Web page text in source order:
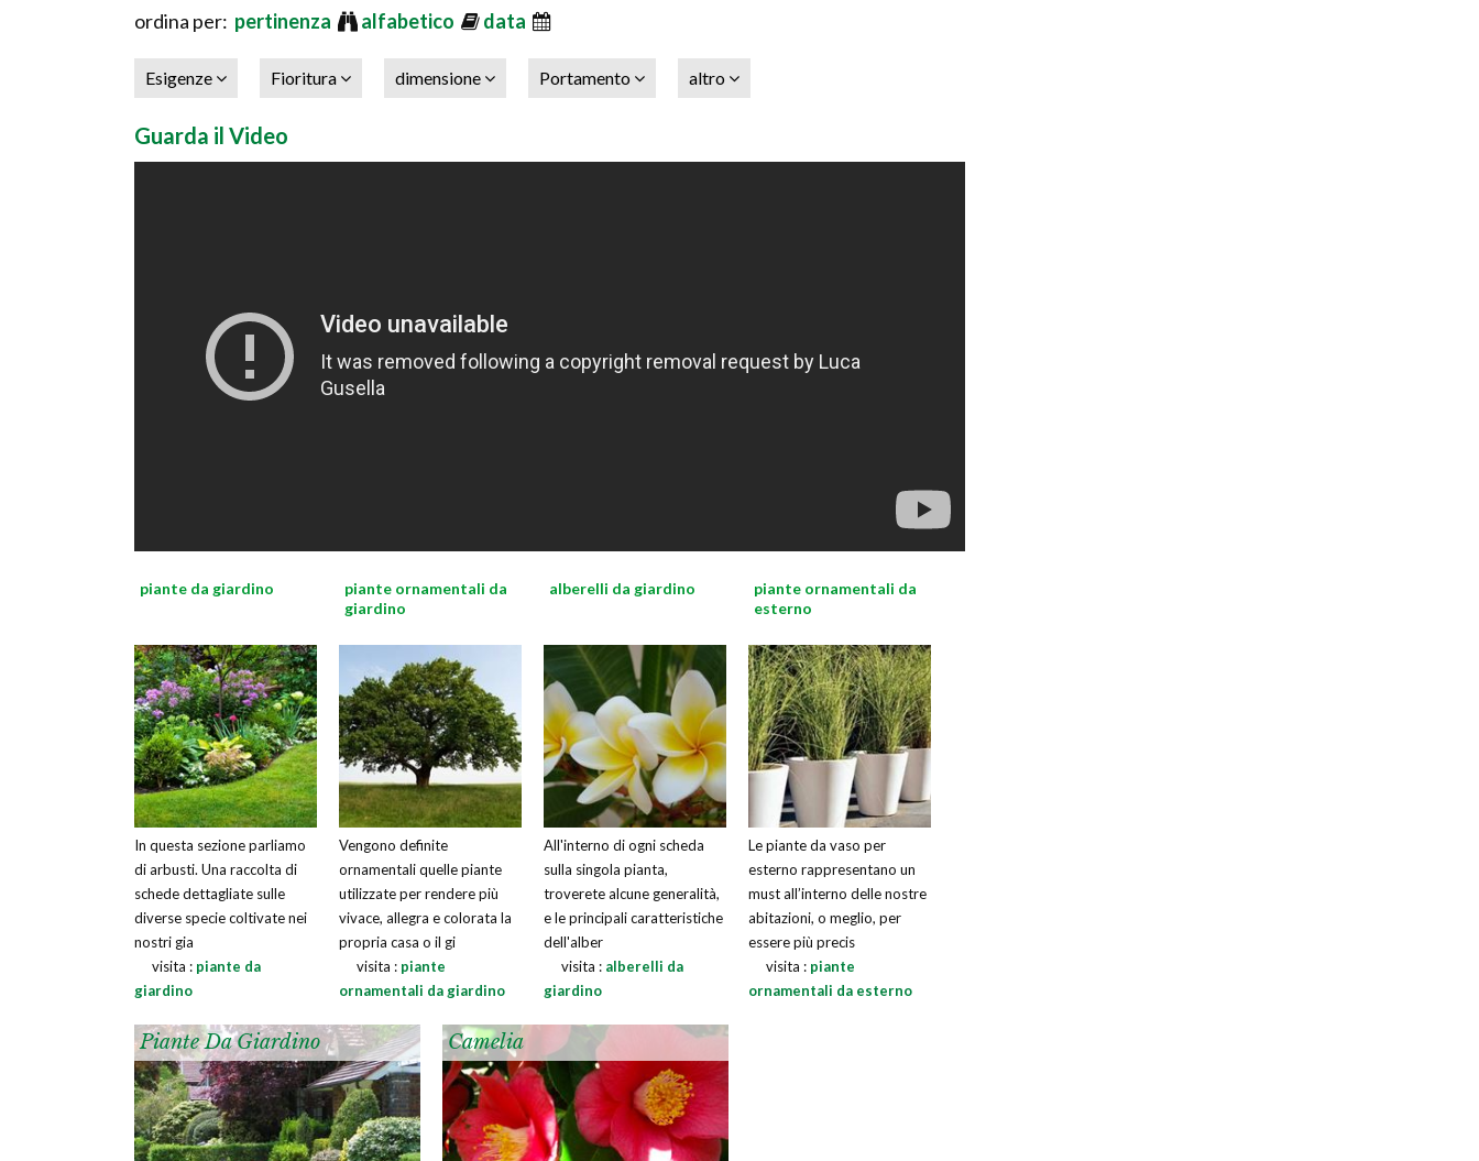
adattano bene
ordina per: pertinenza alfabetico data
Esigenze Fioritura dimensione Portamento altro
Guarda il Video
piante da giardino
In questa sezione parliamo
di arbusti. Una raccolta di
schede dettagliate sulle
diverse specie coltivate nei
nostri gia
visita : piante da
giardino
piante ornamentali da
giardino
Vengono definite
ornamentali quelle piante
utilizzate per rendere più
vivace, allegra e colorata la
propria casa o il gi
visita : piante
ornamentali da giardino
alberelli da giardino
All'interno di ogni scheda
sulla singola pianta,
troverete alcune generalità,
e le principali caratteristiche
dell'alber
visita : alberelli da
giardino
piante ornamentali da
esterno
Le piante da vaso per
esterno rappresentano un
must all’interno delle nostre
abitazioni, o meglio, per
essere più precis
visita : piante
ornamentali da esterno
Piante Da Giardino Camelia